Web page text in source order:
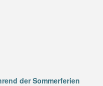
der Sommerferien